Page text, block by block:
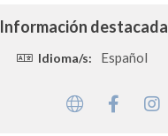
Información destacada
Idioma/s: Español